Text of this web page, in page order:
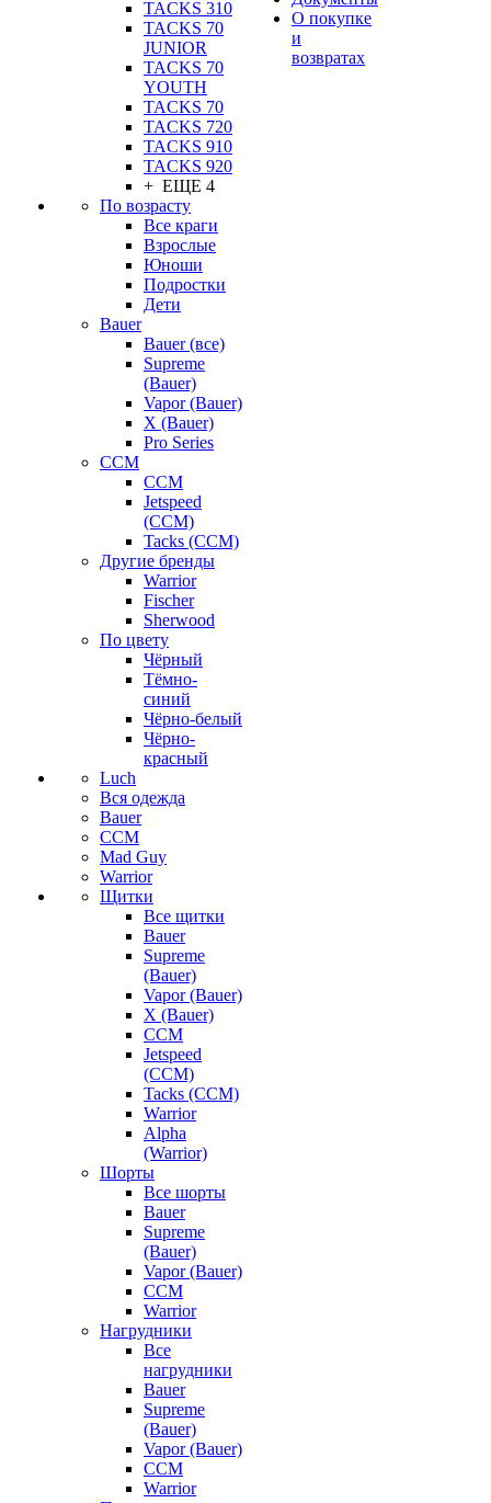
TACKS 310
TACKS 70
JUNIOR
TACKS 70
YOUTH
TACKS 70
TACKS 720
TACKS 910
TACKS 920
+ ЕЩЕ 4
По возрасту
Все краги
Взрослые
Юноши
Подростки
Дети
Bauer
Bauer (все)
Supreme
(Bauer)
Vapor (Bauer)
X (Bauer)
Pro Series
CCM
CCM
Jetspeed
(CCM)
Tacks (CCM)
Другие бренды
Warrior
Fischer
Sherwood
По цвету
Чёрный
Тёмно-
синий
Чёрно-белый
Чёрно-
красный
Luch
Вся одежда
Bauer
CCM
Mad Guy
Warrior
Щитки
Все щитки
Bauer
Supreme
(Bauer)
Vapor (Bauer)
X (Bauer)
CCM
Jetspeed
(CCM)
Tacks (CCM)
Warrior
Alpha
(Warrior)
Шорты
Все шорты
Bauer
Supreme
(Bauer)
Vapor (Bauer)
CCM
Warrior
Нагрудники
Все
нагрудники
Bauer
Supreme
(Bauer)
Vapor (Bauer)
CCM
Warrior
О покупке
и
возвратах